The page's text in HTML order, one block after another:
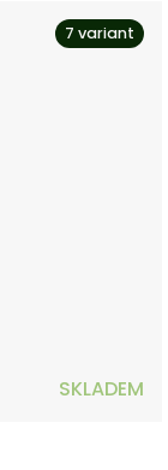
7 variant
SKLADEM